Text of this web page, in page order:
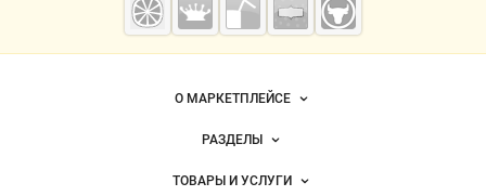
— зерно и
мука
О МАРКЕТПЛЕЙСЕ
Новости Grainboard.ru
Размещение рекламы
РАЗДЕЛЫ
Объявления
ТОВАРЫ И УСЛУГИ